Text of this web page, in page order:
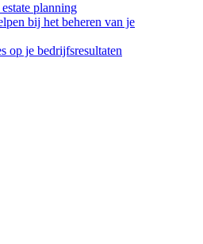
planning
bij het beheren van je
op je bedrijfsresultaten